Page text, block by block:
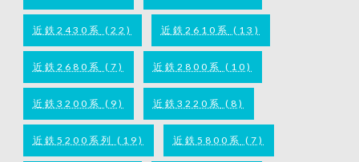
近鉄2430系 (22) 近鉄2610系 (13)
近鉄2680系 (7) 近鉄2800系 (10)
近鉄3200系 (9) 近鉄3220系 (8)
近鉄5200系列 (19) 近鉄5800系 (7)